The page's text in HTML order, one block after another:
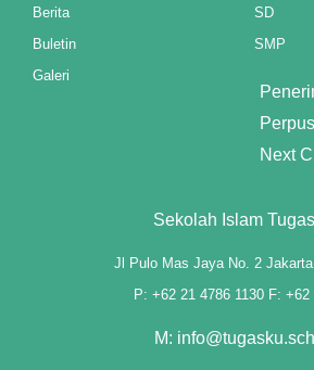
panel
Berita
Buletin
Galeri
SD
SMP
Next
Sekolah Islam
Jl Pulo Mas Jaya No. 2
P: +62 21 4786 1130 F: +62
M: